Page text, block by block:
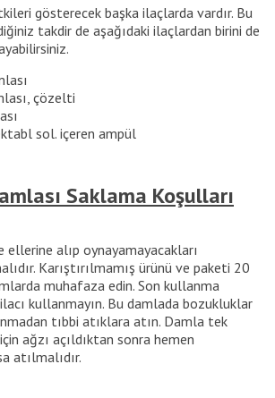
gösterecek başka ilaçlarda vardır. Bu
takdir de aşağıdaki ilaçlardan birini de
çözelti
sol. içeren ampül
Saklama Koşulları
ellerine alıp oynayamayacakları
Karıştırılmamış ürünü ve paketi 20
muhafaza edin. Son kullanma
kullanmayın. Bu damlada bozukluklar
tıbbi atıklara atın. Damla tek
ağzı açıldıktan sonra hemen
atılmalıdır.